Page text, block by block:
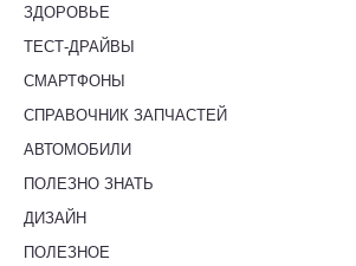
ЗДОРОВЬЕ
ТЕСТ-ДРАЙВЫ
СМАРТФОНЫ
СПРАВОЧНИК ЗАПЧАСТЕЙ
АВТОМОБИЛИ
ПОЛЕЗНО ЗНАТЬ
ДИЗАЙН
ПОЛЕЗНОЕ